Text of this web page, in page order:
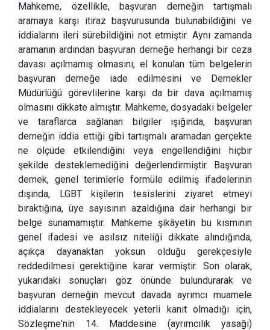
Mahkeme, özellikle, başvuran derneğin tartışmalı
aramaya karşı itiraz başvurusunda bulunabildiğini ve
iddialarını ileri sürebildiğini not etmiştir. Aynı zamanda
aramanın ardından başvuran derneğe herhangi bir ceza
davası açılmamış olmasını, el konulan tüm belgelerin
başvuran derneğe iade edilmesini ve Dernekler
Müdürlüğü görevlilerine karşı da bir dava açılmamış
olmasını dikkate almıştır. Mahkeme, dosyadaki belgeler
ve taraflarca sağlanan bilgiler ışığında, başvuran
derneğin iddia ettiği gibi tartışmalı aramadan gerçekte
ne ölçüde etkilendiğini veya engellendiğini hiçbir
şekilde desteklemediğini değerlendirmiştir. Başvuran
dernek, genel terimlerle formüle edilmiş ifadelerinin
dışında, LGBT kişilerin tesislerini ziyaret etmeyi
bıraktığına, üye sayısının azaldığına dair herhangi bir
belge sunamamıştır. Mahkeme şikâyetin bu kısmının
genel ifadesi ve asılsız niteliği dikkate alındığında,
açıkça dayanaktan yoksun olduğu gerekçesiyle
reddedilmesi gerektiğine karar vermiştir. Son olarak,
yukarıdaki sonuçları göz önünde bulundurarak ve
başvuran derneğin mevcut davada ayrımcı muamele
iddialarını destekleyecek yeterli kanıt olmadığı için,
Sözleşme'nin 14. Maddesine (ayrımcılık yasağı)